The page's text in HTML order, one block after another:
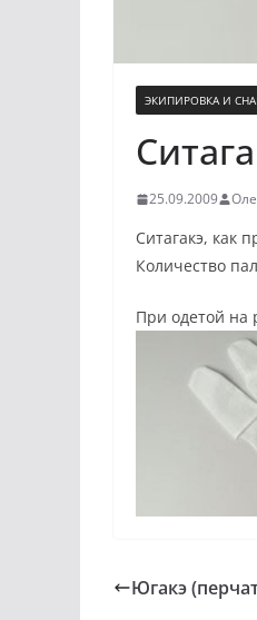
ЭКИПИРОВКА И
25.09.2009
Ситагакэ, как
Количество
При одетой на
Югакэ